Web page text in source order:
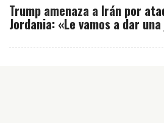
Trump amenaza a Irán por
Jordania: «Le vamos a dar